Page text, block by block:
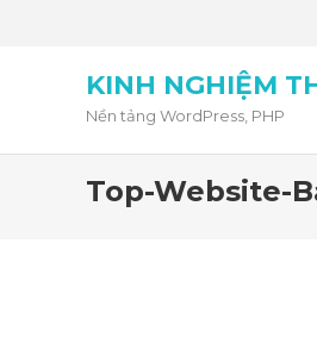
KINH NGHIỆM
Nền tảng WordPress, PHP
Top-Website-